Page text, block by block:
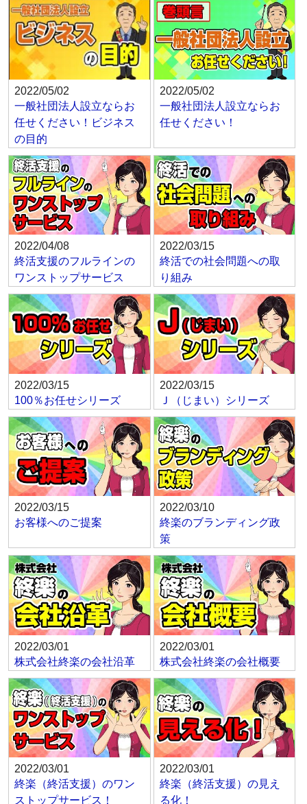
2022/05/02
一般社団法人設立ならお
任せください！ビジネス
の目的
2022/05/02
一般社団法人設立ならお
任せください！
2022/04/08
終活支援のフルラインの
ワンストップサービス
2022/03/15
終活での社会問題への取
り組み
2022/03/15
100％お任せシリーズ
2022/03/15
Ｊ（じまい）シリーズ
2022/03/15
お客様へのご提案
2022/03/10
終楽のブランディング政
策
2022/03/01
株式会社終楽の会社沿革
2022/03/01
株式会社終楽の会社概要
2022/03/01
終楽（終活支援）のワン
ストップサービス！
2022/03/01
終楽（終活支援）の見え
る化！